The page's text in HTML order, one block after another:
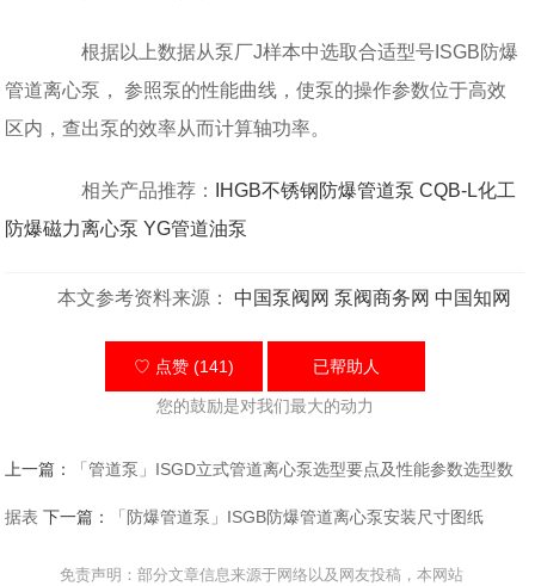
根据以上数据从泵厂J样本中选取合适型号ISGB防爆
管道离心泵， 参照泵的性能曲线，使泵的操作参数位于高效
区内，查出泵的效率从而计算轴功率。
相关产品推荐： IHGB不锈钢防爆管道泵 CQB-L化工
防爆磁力离心泵 YG管道油泵
本文参考资料来源： 中国泵阀网 泵阀商务网 中国知网
♡ 点赞 (141) 已帮助 人
您的鼓励是对我们最大的动力
上一篇： 「管道泵」ISGD立式管道离心泵选型要点及性能参数选型数
据表 下一篇： 「防爆管道泵」ISGB防爆管道离心泵安装尺寸图纸
免责声明：部分文章信息来源于网络以及网友投稿，本网站